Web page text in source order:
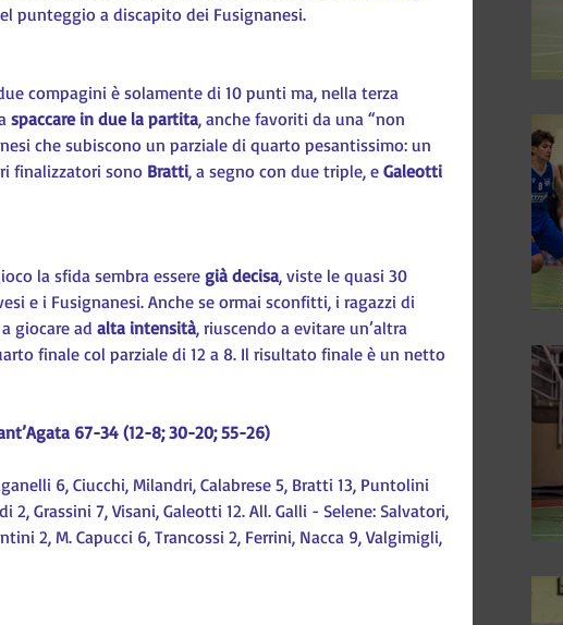
punteggio a discapito dei Fusignanesi.
compagini è solamente di 10 punti ma, nella terza
spaccare in due la partita, anche favoriti da una “non
che subiscono un parziale di quarto pesantissimo: un
finalizzatori sono Bratti, a segno con due triple, e Galeotti
la sfida sembra essere già decisa, viste le quasi 30
e i Fusignanesi. Anche se ormai sconfitti, i ragazzi di
giocare ad alta intensità, riuscendo a evitare un’altra
finale col parziale di 12 a 8. Il risultato finale è un netto
67-34 (12-8; 30-20; 55-26)
6, Ciucchi, Milandri, Calabrese 5, Bratti 13, Puntolini
2, Grassini 7, Visani, Galeotti 12. All. Galli - Selene: Salvatori,
2, M. Capucci 6, Trancossi 2, Ferrini, Nacca 9, Valgimigli,